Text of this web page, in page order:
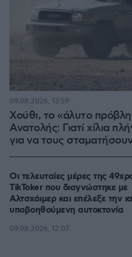
Χούθι, το «άλυτο
Ανατολής: Γιατί χίλια
για να τους
09.08.2026, 13:59
Οι τελευταίες μέρες της
TikToker που διαγνώστηκε με
Αλτσχάιμερ και επέλεξε την
υποβοηθούμενη αυτοκτονία
09.08.2026, 12:07